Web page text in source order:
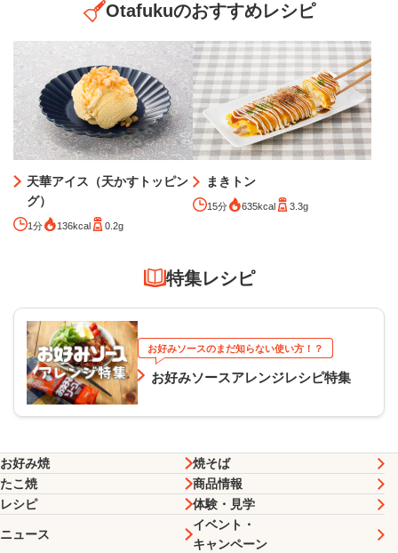
Otafukuのおすすめレシピ
天華アイス（天かすトッピン
グ）
1分 136kcal 0.2g
まきトン
15分 635kcal 3.3g
特集レシピ
お好みソースのまだ知らない使い方！？
お好みソースアレンジレシピ特集
お好み焼
焼そば
たこ焼
商品情報
レシピ
体験・見学
ニュース
イベント・
キャンペーン